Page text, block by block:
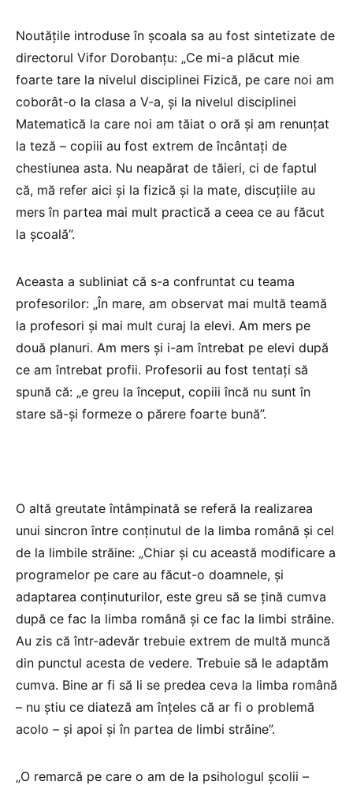
Noutățile introduse în școala sa au fost sintetizate de
directorul Vifor Dorobanțu: „Ce mi-a plăcut mie
foarte tare la nivelul disciplinei Fizică, pe care noi am
coborât-o la clasa a V-a, și la nivelul disciplinei
Matematică la care noi am tăiat o oră și am renunțat
la teză – copiii au fost extrem de încântați de
chestiunea asta. Nu neapărat de tăieri, ci de faptul
că, mă refer aici și la fizică și la mate, discuțiile au
mers în partea mai mult practică a ceea ce au făcut
la școală”.
Aceasta a subliniat că s-a confruntat cu teama
profesorilor: „În mare, am observat mai multă teamă
la profesori și mai mult curaj la elevi. Am mers pe
două planuri. Am mers și i-am întrebat pe elevi după
ce am întrebat profii. Profesorii au fost tentați să
spună că: „e greu la început, copiii încă nu sunt în
stare să-și formeze o părere foarte bună”.
O altă greutate întâmpinată se referă la realizarea
unui sincron între conținutul de la limba română și cel
de la limbile străine: „Chiar și cu această modificare a
programelor pe care au făcut-o doamnele, și
adaptarea conținuturilor, este greu să se țină cumva
după ce fac la limba română și ce fac la limbi străine.
Au zis că într-adevăr trebuie extrem de multă muncă
din punctul acesta de vedere. Trebuie să le adaptăm
cumva. Bine ar fi să li se predea ceva la limba română
– nu știu ce diateză am înțeles că ar fi o problemă
acolo – și apoi și în partea de limbi străine”.
„O remarcă pe care o am de la psihologul școlii –